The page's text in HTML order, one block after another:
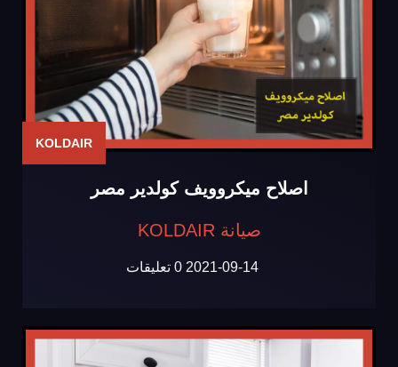
KOLDAIR
اصلاح ميكروويف كولدير مصر
صيانة KOLDAIR
2021-09-14 0 تعليقات